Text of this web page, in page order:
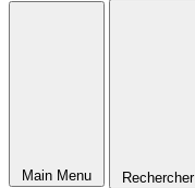
Main Menu Rechercher